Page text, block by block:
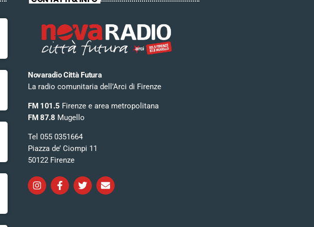
Novaradio Città Futura
La radio comunitaria dell’Arci di Firenze
FM 101.5 Firenze e area metropolitana
FM 87.8 Mugello
Tel 055 0351664
Piazza de’ Ciompi 11
50122 Firenze